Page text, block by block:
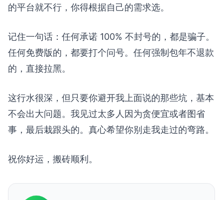
的平台就不行，你得根据自己的需求选。
记住一句话：任何承诺 100% 不封号的，都是骗子。
任何免费版的，都要打个问号。任何强制包年不退款
的，直接拉黑。
这行水很深，但只要你避开我上面说的那些坑，基本
不会出大问题。我见过太多人因为贪便宜或者图省
事，最后栽跟头的。真心希望你别走我走过的弯路。
祝你好运，搬砖顺利。